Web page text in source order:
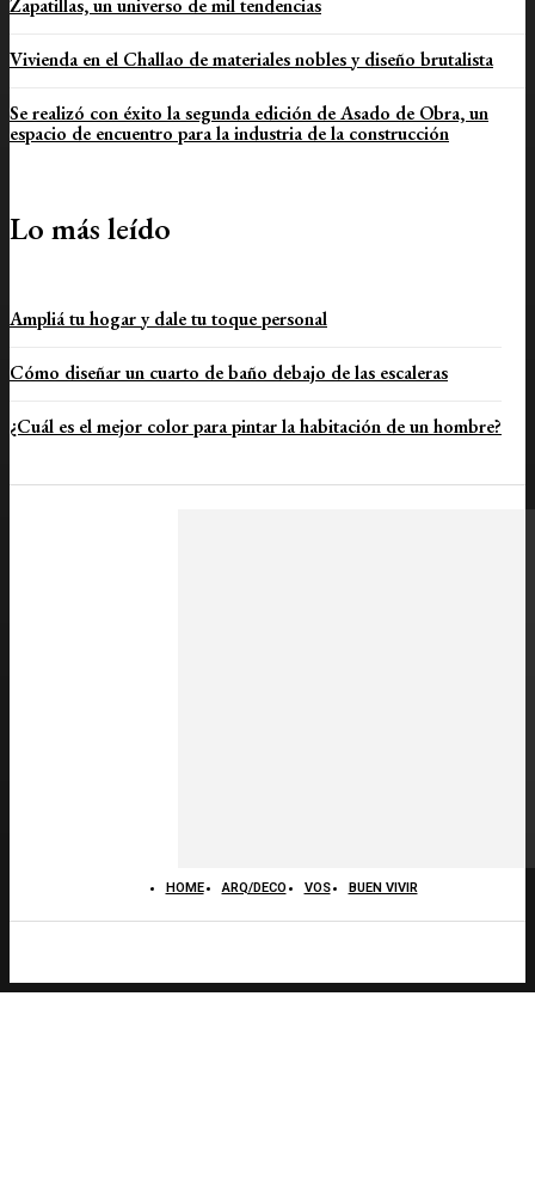
Zapatillas, un universo de mil tendencias
Vivienda en el Challao de materiales nobles y diseño brutalista
Se realizó con éxito la segunda edición de Asado de Obra, un
espacio de encuentro para la industria de la construcción
Lo más leído
Ampliá tu hogar y dale tu toque personal
Cómo diseñar un cuarto de baño debajo de las escaleras
¿Cuál es el mejor color para pintar la habitación de un hombre?
HOME ARQ/DECO VOS BUEN VIVIR